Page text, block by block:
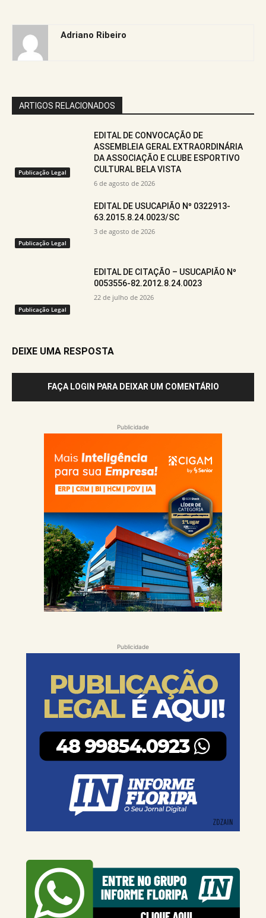
Adriano Ribeiro
ARTIGOS RELACIONADOS
Publicação Legal
EDITAL DE CONVOCAÇÃO DE
ASSEMBLEIA GERAL EXTRAORDINÁRIA
DA ASSOCIAÇÃO E CLUBE ESPORTIVO
CULTURAL BELA VISTA
6 de agosto de 2026
Publicação Legal
EDITAL DE USUCAPIÃO Nº 0322913-
63.2015.8.24.0023/SC
3 de agosto de 2026
Publicação Legal
EDITAL DE CITAÇÃO – USUCAPIÃO Nº
0053556-82.2012.8.24.0023
22 de julho de 2026
DEIXE UMA RESPOSTA
FAÇA LOGIN PARA DEIXAR UM COMENTÁRIO
Publicidade
Publicidade